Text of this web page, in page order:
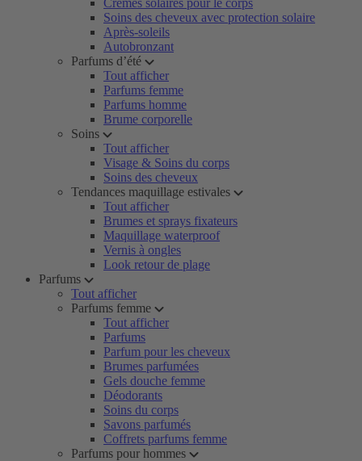
Crèmes solaires pour le corps
Soins des cheveux avec protection solaire
Après-soleils
Autobronzant
Parfums d’été
Tout afficher
Parfums femme
Parfums homme
Brume corporelle
Soins
Tout afficher
Visage & Soins du corps
Soins des cheveux
Tendances maquillage estivales
Tout afficher
Brumes et sprays fixateurs
Maquillage waterproof
Vernis à ongles
Look retour de plage
Parfums
Tout afficher
Parfums femme
Tout afficher
Parfums
Parfum pour les cheveux
Brumes parfumées
Gels douche femme
Déodorants
Soins du corps
Savons parfumés
Coffrets parfums femme
Parfums pour hommes